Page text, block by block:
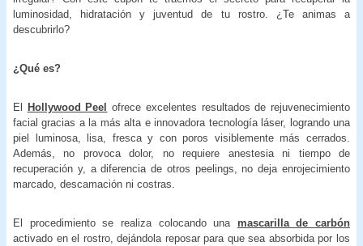
luminosidad, hidratación y juventud de tu rostro. ¿Te animas a
descubrirlo?
¿Qué es?
El Hollywood Peel
ofrece excelentes resultados de rejuvenecimiento
facial gracias a la más alta e innovadora tecnología láser, logrando una
piel luminosa, lisa, fresca y con poros visiblemente más cerrados.
Además, no provoca dolor, no requiere anestesia ni tiempo de
recuperación y, a diferencia de otros peelings, no deja enrojecimiento
marcado, descamación ni costras.
El procedimiento se realiza colocando una mascarilla de carbón
activado en el rostro, dejándola reposar para que sea absorbida por los